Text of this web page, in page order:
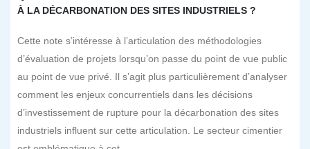
À LA DÉCARBONATION DES SITES INDUSTRIELS ?
Cette note s’intéresse à l’articulation des méthodologies
d’évaluation de projets lorsqu’on passe du point de vue public
au point de vue privé. Il s’agit plus particulièrement d’analyser
comment les enjeux concurrentiels dans les décisions
d’investissement de rupture pour la décarbonation des sites
industriels influent sur cette articulation. Le secteur cimentier